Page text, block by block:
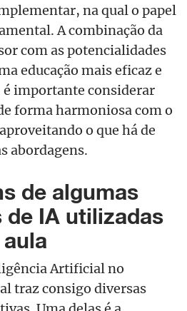
na qual o papel
A combinação da
com as potencialidades
educação mais eficaz e
é importante considerar
forma harmoniosa com o
o que há de
abordagens.
de algumas
IA utilizadas
Artificial no
traz consigo diversas